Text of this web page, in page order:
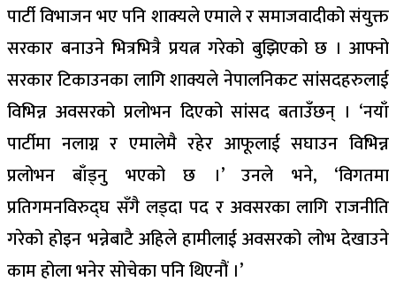
पार्टी विभाजन भए पनि शाक्यले एमाले र समाजवादीको संयुक्त
सरकार बनाउने भित्रभित्रै प्रयत्न गरेको बुझिएको छ । आफ्नो
सरकार टिकाउनका लागि शाक्यले नेपालनिकट सांसदहरुलाई
विभिन्न अवसरको प्रलोभन दिएको सांसद बताउँछन् । ‘नयाँ
पार्टीमा नलाग्न र एमालेमै रहेर आफूलाई सघाउन विभिन्न
प्रलोभन बाँड्नु भएको छ ।’ उनले भने, ‘विगतमा
प्रतिगमनविरुद्घ सँगै लड्दा पद र अवसरका लागि राजनीति
गरेको होइन भन्नेबाटै अहिले हामीलाई अवसरको लोभ देखाउने
काम होला भनेर सोचेका पनि थिएनौं ।’